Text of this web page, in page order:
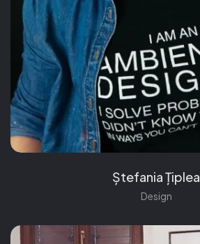
Ștefania Țiplea
Design